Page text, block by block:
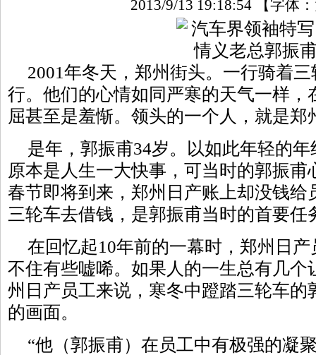
2013/9/13 19:18:54 【字体：
2001年冬天，郑州街头。一行骑着
行。他们的心情如同严寒的天气一样，
屈甚至是羞惭。领头的一个人，就是郑
是年，郭振甫34岁。以如此年轻的
原本是人生一大快事，可当时的郭振
春节即将到来，郑州日产账上却没钱给
三轮车去借钱，是郭振甫当时的首要任
在回忆起10年前的一幕时，郑州日
不住有些嘘唏。如果人的一生总有几个
州日产员工来说，寒冬中蹬踏三轮车的
的画面。
“他（郭振甫）在员工中有极强的凝